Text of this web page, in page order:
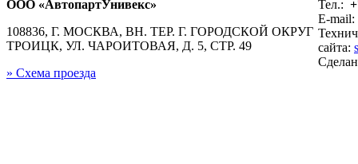
ООО «АвтопартУнивекс»
108836, Г. МОСКВА, ВН. ТЕР. Г. ГОРОДСКОЙ ОКРУГ
ТРОИЦК, УЛ. ЧАРОИТОВАЯ, Д. 5, СТР. 49
» Схема проезда
Тел.:
E-mail:
сайта: